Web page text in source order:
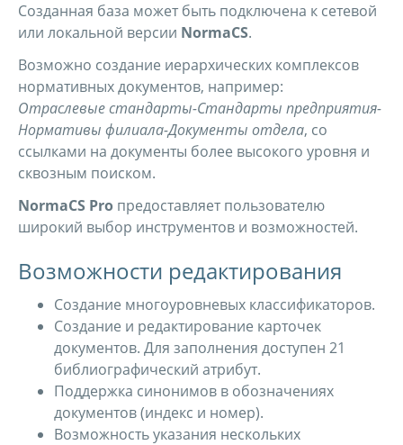
Созданная база может быть подключена к сетевой
или локальной версии NormaCS.
Возможно создание иерархических комплексов
нормативных документов, например:
Отраслевые стандарты-Стандарты предприятия-
Нормативы филиала-Документы отдела, со
ссылками на документы более высокого уровня и
сквозным поиском.
NormaCS Pro предоставляет пользователю
широкий выбор инструментов и возможностей.
Возможности редактирования
Создание многоуровневых классификаторов.
Создание и редактирование карточек
документов. Для заполнения доступен 21
библиографический атрибут.
Поддержка синонимов в обозначениях
документов (индекс и номер).
Возможность указания нескольких